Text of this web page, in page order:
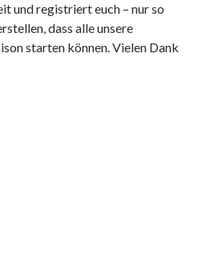
und registriert euch – nur so
dass alle unsere
starten können. Vielen Dank